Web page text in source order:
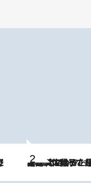
2026.8.5
【阿川佐和子さんの年とる力】なぜ70代で始めた趣味は“こんなに楽しい”のか？ ピアノ、俳句…スランプに陥っても続けられる“ある秘訣”とは